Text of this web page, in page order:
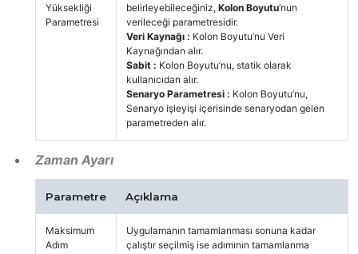
Yüksekliği
Parametresi
belirleyebileceğiniz, Kolon Boyutu‘nun
verileceği parametresidir.
Veri Kaynağı : Kolon Boyutu’nu Veri
Kaynağından alır.
Sabit : Kolon Boyutu’nu, statik olarak
kullanıcıdan alır.
Senaryo Parametresi : Kolon Boyutu’nu,
Senaryo işleyişi içerisinde senaryodan gelen
parametreden alır.
Zaman Ayarı
Parametre Açıklama
Maksimum
Adım
Uygulamanın tamamlanması sonuna kadar
çalıştır seçilmiş ise adımının tamamlanma